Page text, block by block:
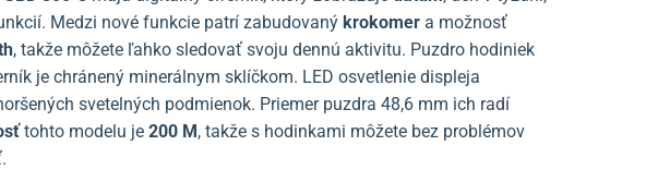
Medzi nové funkcie patrí zabudovaný krokomer a možnosť
, takže môžete ľahko sledovať svoju dennú aktivitu. Puzdro hodiniek
je chránený minerálnym sklíčkom. LED osvetlenie displeja
svetelných podmienok. Priemer puzdra 48,6 mm ich radí
tohto modelu je 200 M, takže s hodinkami môžete bez problémov